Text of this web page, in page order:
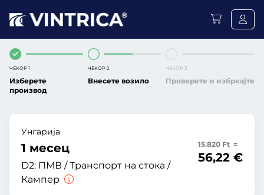
ЧЕКОР 1
Изберете
производ
ЧЕКОР 2
Внесете возило
ЧЕКОР 3
Проверете и избркајте
Унгарија
1 месец
D2: ПМВ / Транспорт на стока /
Кампер
15.820 Ft =
56,22 €